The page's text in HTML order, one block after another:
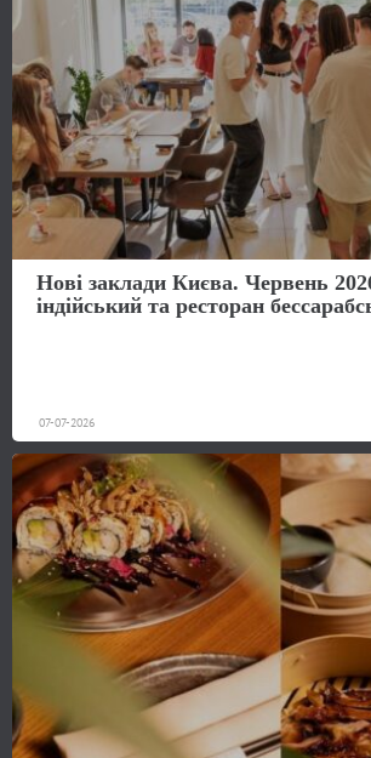
Нові заклади Києва. Червень
індійський та ресторан
07-07-2026